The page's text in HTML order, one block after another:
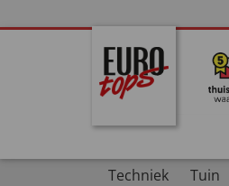
Techniek
Tuin